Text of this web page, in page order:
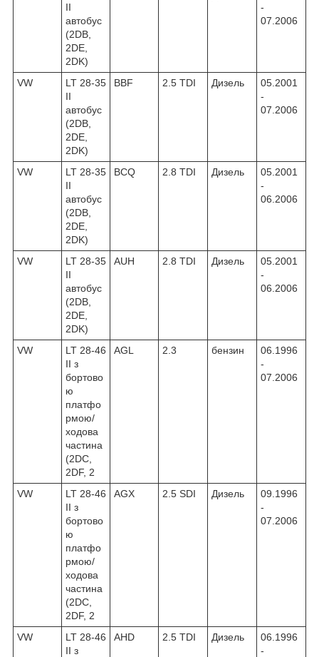
II
автобус
(2DB,
2DE,
2DK)
-
07.2006
VW
LT 28-35
II
автобус
(2DB,
2DE,
2DK)
BBF 2.5 TDI Дизель
05.2001
-
07.2006
VW
LT 28-35
II
автобус
(2DB,
2DE,
2DK)
BCQ 2.8 TDI Дизель
05.2001
-
06.2006
VW
LT 28-35
II
автобус
(2DB,
2DE,
2DK)
AUH 2.8 TDI Дизель
05.2001
-
06.2006
VW
LT 28-46
II з
бортово
ю
платфо
рмою/
ходова
частина
(2DC,
2DF, 2
AGL 2.3 бензин
06.1996
-
07.2006
VW
LT 28-46
II з
бортово
ю
платфо
рмою/
ходова
частина
(2DC,
2DF, 2
AGX 2.5 SDI Дизель
09.1996
-
07.2006
VW
LT 28-46
II з
AHD 2.5 TDI Дизель
06.1996
-